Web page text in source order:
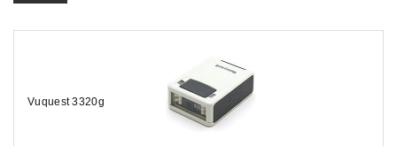
Vuquest 3320g